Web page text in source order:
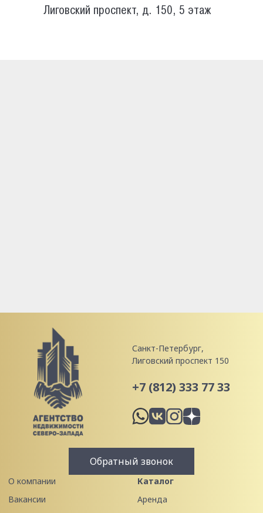
Лиговский проспект, д. 150, 5 этаж
Санкт-Петербург,
Лиговский проспект 150
+7 (812) 333 77 33
Обратный звонок
О компании
Вакансии
Каталог
Аренда